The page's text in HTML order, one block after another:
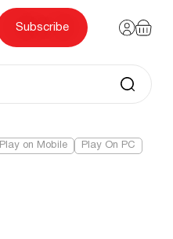
Subscribe
Play on Mobile Play On PC